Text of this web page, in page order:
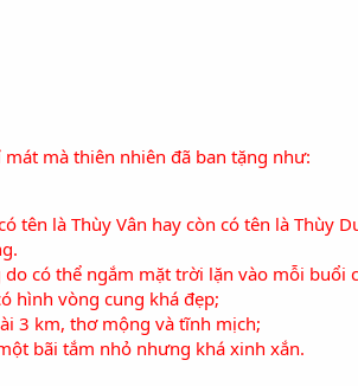
mà thiên nhiên đã ban tặng như:
tên là Thùy Vân hay còn có tên là
do có thể ngắm mặt trời lặn vào mỗi
hình vòng cung khá đẹp;
3 km, thơ mộng và tĩnh mịch;
bãi tắm nhỏ nhưng khá xinh xắn.